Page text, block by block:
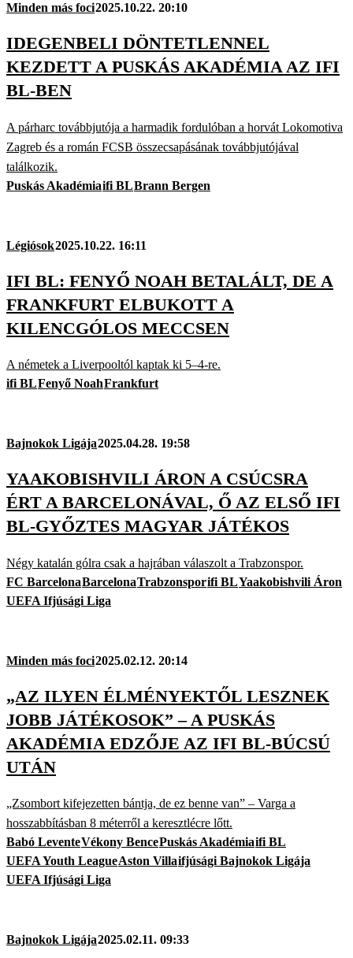
Minden más foci2025.10.22. 20:10
IDEGENBELI DÖNTETLENNEL
KEZDETT A PUSKÁS AKADÉMIA AZ IFI
BL-BEN
A párharc továbbjutója a harmadik fordulóban a horvát Lokomotiva
Zagreb és a román FCSB összecsapásának továbbjutójával
találkozik.
Puskás Akadémiaifi BLBrann Bergen
Légiósok2025.10.22. 16:11
IFI BL: FENYŐ NOAH BETALÁLT, DE A
FRANKFURT ELBUKOTT A
KILENCGÓLOS MECCSEN
A németek a Liverpooltól kaptak ki 5–4-re.
ifi BLFenyő NoahFrankfurt
Bajnokok Ligája2025.04.28. 19:58
YAAKOBISHVILI ÁRON A CSÚCSRA
ÉRT A BARCELONÁVAL, Ő AZ ELSŐ IFI
BL-GYŐZTES MAGYAR JÁTÉKOS
Négy katalán gólra csak a hajrában válaszolt a Trabzonspor.
FC BarcelonaBarcelonaTrabzonsporifi BLYaakobishvili Áron
UEFA Ifjúsági Liga
Minden más foci2025.02.12. 20:14
„AZ ILYEN ÉLMÉNYEKTŐL LESZNEK
JOBB JÁTÉKOSOK” – A PUSKÁS
AKADÉMIA EDZŐJE AZ IFI BL-BÚCSÚ
UTÁN
„Zsombort kifejezetten bántja, de ez benne van” – Varga a
hosszabbításban 8 méterről a keresztlécre lőtt.
Babó LeventeVékony BencePuskás Akadémiaifi BL
UEFA Youth LeagueAston Villaifjúsági Bajnokok Ligája
UEFA Ifjúsági Liga
Bajnokok Ligája2025.02.11. 09:33